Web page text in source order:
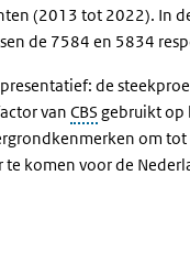
(2013 tot 2022). In
de 7584 en 5834
de
van CBS gebruikt op
om tot
komen voor de